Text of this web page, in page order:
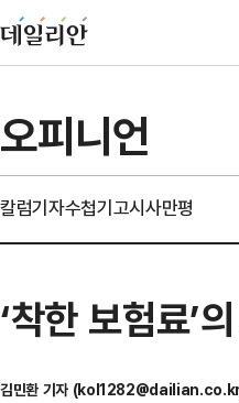
오피니언
칼럼기자수첩기고시사만평
‘착한 보험료’
김민환 기자